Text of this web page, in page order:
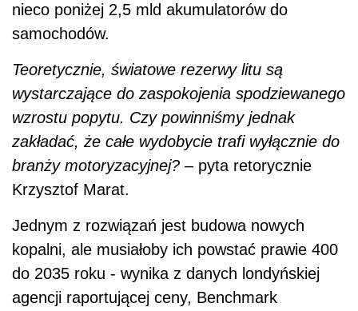
nieco poniżej 2,5 mld akumulatorów do
samochodów.
Teoretycznie, światowe rezerwy litu są
wystarczające do zaspokojenia spodziewanego
wzrostu popytu. Czy powinniśmy jednak
zakładać, że całe wydobycie trafi wyłącznie do
branży motoryzacyjnej? – pyta retorycznie
Krzysztof Marat.
Jednym z rozwiązań jest budowa nowych
kopalni, ale musiałoby ich powstać prawie 400
do 2035 roku - wynika z danych londyńskiej
agencji raportującej ceny, Benchmark